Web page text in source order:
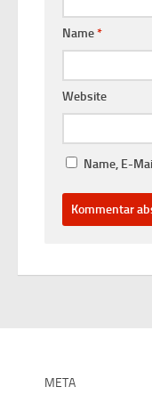
Name*
Website
Name, E-
META